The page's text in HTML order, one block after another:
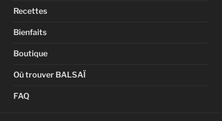
Recettes
Bienfaits
Boutique
Où trouver BALSAÏ
FAQ